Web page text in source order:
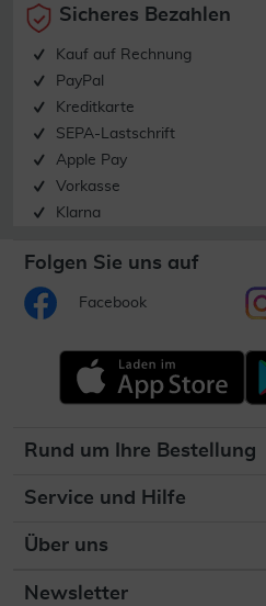
Sicheres Bezahlen
Kauf auf Rechnung
PayPal
Kreditkarte
SEPA-Lastschrift
Apple Pay
Vorkasse
Klarna
Folgen Sie uns auf
Facebook
Rund um Ihre Bestellung
Service und Hilfe
Über uns
Newsletter